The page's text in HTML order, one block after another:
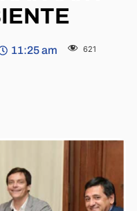
11:25 am 621